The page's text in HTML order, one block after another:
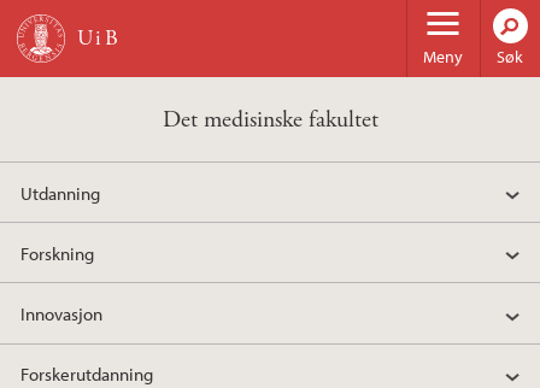
Hopp til hovedinnhold
Meny Søk
Det medisinske fakultet
Utdanning
Forskning
Innovasjon
Forskerutdanning